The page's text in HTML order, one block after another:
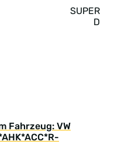
SUPER
D
Fahrzeug: VW